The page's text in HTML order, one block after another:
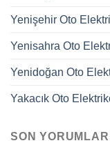
Yenişehir Oto
Yenisahra Oto
Yenidoğan Oto
Yakacık Oto
SON YORUMLAR